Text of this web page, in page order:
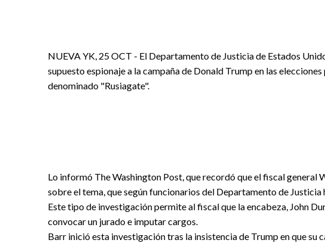
NUEVA YK, 25 OCT - El Departamento de Justicia de Estados
supuesto espionaje a la campaña de Donald Trump en las
denominado "Rusiagate".
Lo informó The Washington Post, que recordó que el fiscal general
sobre el tema, que según funcionarios del Departamento de
Este tipo de investigación permite al fiscal que la encabeza, John
convocar un jurado e imputar cargos.
Barr inició esta investigación tras la insistencia de Trump en que su